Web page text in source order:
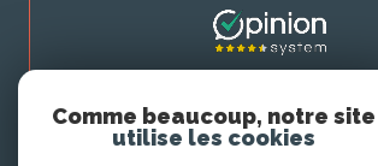
ADHÉRONS
Comme beaucoup, notre site
utilise les cookies